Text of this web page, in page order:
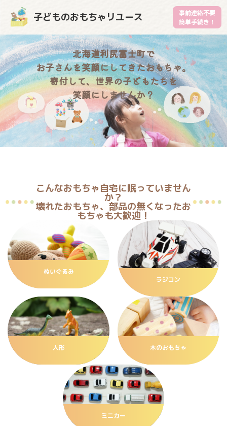
子どものおもちゃリユース
事前連絡不要
簡単手続き！
北海道利尻富士町で
お子さんを笑顔にしてきたおもちゃ。
寄付して、世界の子どもたちを
笑顔にしませんか？
こんなおもちゃ自宅に眠っていません
か？
壊れたおもちゃ、部品の無くなったお
もちゃも大歓迎！
ぬいぐるみ
ラジコン
人形 木のおもちゃ
ミニカー